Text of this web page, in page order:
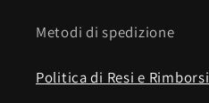
Metodi di spedizione
Politica di Resi e Rimborsi